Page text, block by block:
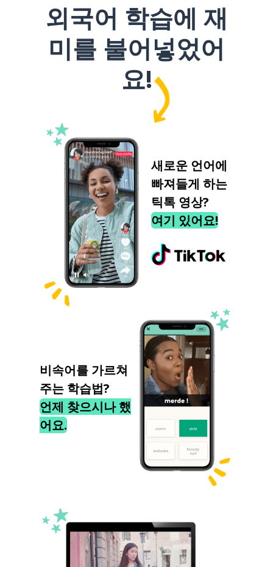
외국어 학습에 재
미를 불어넣었어
요!
새로운 언어에
빠져들게 하는
틱톡 영상?
여기 있어요!
비속어를 가르쳐
주는 학습법?
언제 찾으시나 했
어요.